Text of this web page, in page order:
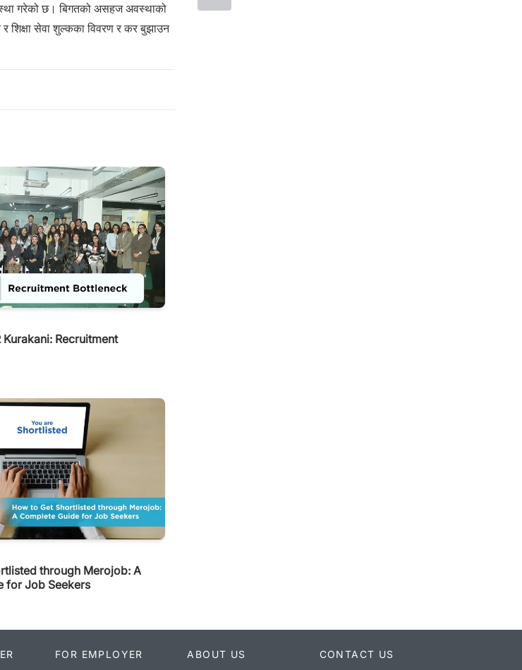
गरेको छ। बिगतको असहज अवस्थाको
शिक्षा सेवा शुल्कका विवरण र कर बुझाउन
Kurakani: Recruitment
through Merojob: A
for Job Seekers
FOR EMPLOYER ABOUT US CONTACT US